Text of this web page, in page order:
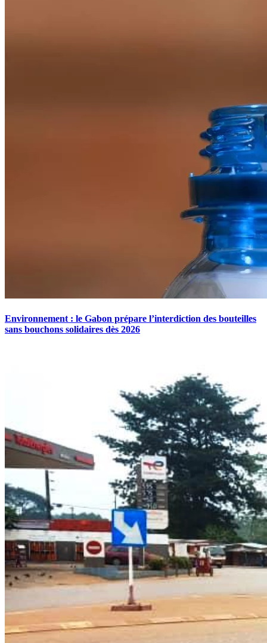
Environnement : le Gabon prépare l’interdiction des bouteilles
sans bouchons solidaires dès 2026